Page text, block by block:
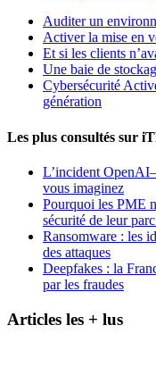
Auditer un
Activer la mise en
Et si les clients
Une baie de
Cybersécurité
génération
Les plus consultés sur
L’incident
vous imaginez
Pourquoi les PME
sécurité de leur
Ransomware : les
des attaques
Deepfakes : la
par les fraudes
Articles les + lus